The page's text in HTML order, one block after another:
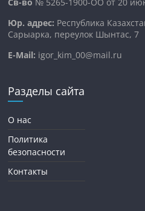
Св-во № 5265-1900-ОО от 20
Юр. адрес: Республика
Сарыарка, переулок Шынтас, 7
E-Mail: igor_kim_00@mail.ru
Разделы сайта
О нас
Политика
безопасности
Контакты